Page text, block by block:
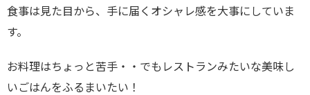
食事は見た目から、手に届くオシャレ感を大事にしていま
す。
お料理はちょっと苦手・・でもレストランみたいな美味し
いごはんをふるまいたい！